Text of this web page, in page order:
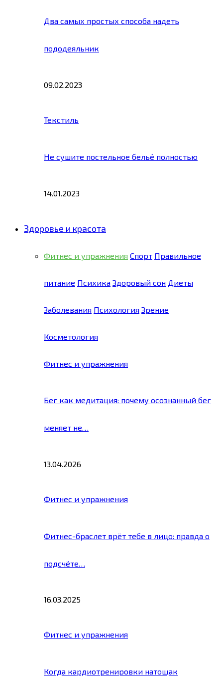
Два самых простых способа надеть
пододеяльник
09.02.2023
Текстиль
Не сушите постельное бельё полностью
14.01.2023
Здоровье и красота
Фитнес и упражнения Спорт Правильное
питание Психика Здоровый сон Диеты
Заболевания Психология Зрение
Косметология
Фитнес и упражнения
Бег как медитация: почему осознанный бег
меняет не…
13.04.2026
Фитнес и упражнения
Фитнес-браслет врёт тебе в лицо: правда о
подсчёте…
16.03.2025
Фитнес и упражнения
Когда кардиотренировки натощак